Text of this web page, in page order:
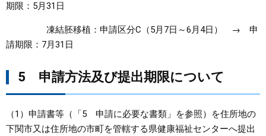
期限：5月31日
凍結胚移植：申請区分C（5月7日～6月4日） → 申
請期限：7月31日
5 申請方法及び提出期限について
（1）申請書等（「5 申請に必要な書類」を参照）を住所地の
下関市又は住所地の市町を管轄する県健康福祉センターへ提出